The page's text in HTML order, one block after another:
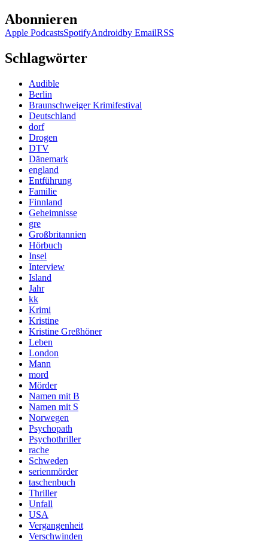
Abonnieren
Apple PodcastsSpotifyAndroidby EmailRSS
Schlagwörter
Audible
Berlin
Braunschweiger Krimifestival
Deutschland
dorf
Drogen
DTV
Dänemark
england
Entführung
Familie
Finnland
Geheimnisse
gre
Großbritannien
Hörbuch
Insel
Interview
Island
Jahr
kk
Krimi
Kristine
Kristine Greßhöner
Leben
London
Mann
mord
Mörder
Namen mit B
Namen mit S
Norwegen
Psychopath
Psychothriller
rache
Schweden
serienmörder
taschenbuch
Thriller
Unfall
USA
Vergangenheit
Verschwinden